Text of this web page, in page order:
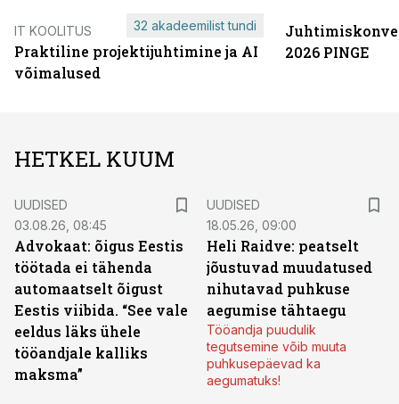
IT KOOLITUS
Praktiline projektijuhtimine ja AI
võimalused
32 akadeemilist tundi
2026 PINGE
HETKEL KUUM
UUDISED
03.08.26, 08:45
Advokaat: õigus Eestis
töötada ei tähenda
automaatselt õigust
Eestis viibida. “See vale
eeldus läks ühele
tööandjale kalliks
maksma”
UUDISED
18.05.26, 09:00
Heli Raidve: peatselt
jõustuvad muudatused
nihutavad puhkuse
aegumise tähtaegu
Tööandja puudulik
tegutsemine võib muuta
puhkusepäevad ka
aegumatuks!